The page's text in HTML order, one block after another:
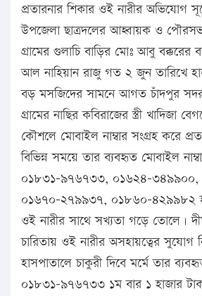
প্রতারনার শিকার ওই নারীর অভিযোগ
উপজেলা ছাত্রদলের আহ্বায়ক ও
গ্রামের গুলাচি বাড়ির মোঃ আবু বক্করের
আল নাহিয়ান রাজু গত ২ জুন তারিখে
বড় মসজিদের সামনে আগত চাঁদপুর
গ্রামের নাছির কবিরাজের স্ত্রী খাদিজা
কৌশলে মোবাইল নাম্বার সংগ্রহ করে
বিভিন্ন সময়ে তার ব্যবহৃত মোবাইল
০১৮৩১-৯৭৬৭৩৩, ০১৬২৪-
০১৬৭০-২৭৯৯৩৭, ০১৮৬০-৪২৯৯৮২
ওই নারীর সাথে সখ্যতা গড়ে তোলে।
চারিতায় ওই নারীর অসহায়ত্বের সুযোগ
হাসপাতালে চাকুরী দিবে মর্মে তার
০১৮৩১-৯৭৬৭৩৩ ১ম বার ১ হাজার